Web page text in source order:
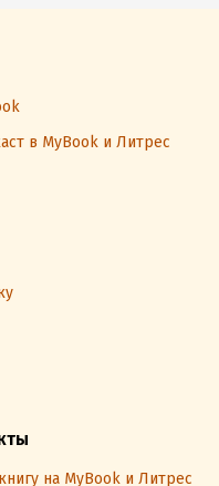
в MyBook и Литрес
на MyBook и Литрес